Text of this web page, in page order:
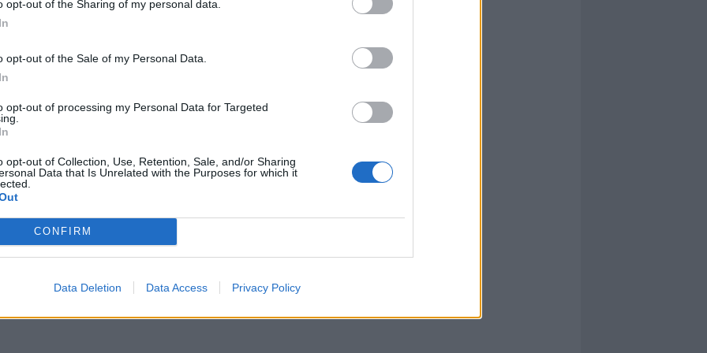
opt-out of the Sharing of my personal data.
opt-out of the Sale of my Personal Data.
opt-out of processing my Personal Data for Targeted
opt-out of Collection, Use, Retention, Sale, and/or Sharing
Data that Is Unrelated with the Purposes for which it
CONFIRM
Data Deletion Data Access Privacy Policy
nucleare, altro fronte ingegneristico su
che l’Italia torni all’avanguardia. Noi
nucleare - spiega Salvini in
- Anche sul tema del nucleare
a superare i professionisti del no,
delle forme energetiche più moderne,
sicure, più economiche e più
compatibili su cui l’Italia non può
guardare".